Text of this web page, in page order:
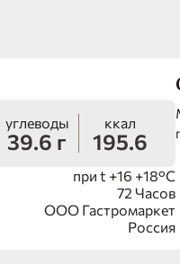
углеводы
39.6 г
ккал
195.6
при t +16 +18°С
72 Часов
ООО Гастромаркет
Россия